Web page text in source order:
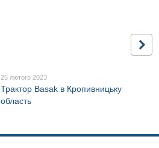
25 лютого 2023
Трактор Basak в Кропивницьку
область